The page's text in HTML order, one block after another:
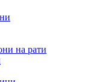
на рати